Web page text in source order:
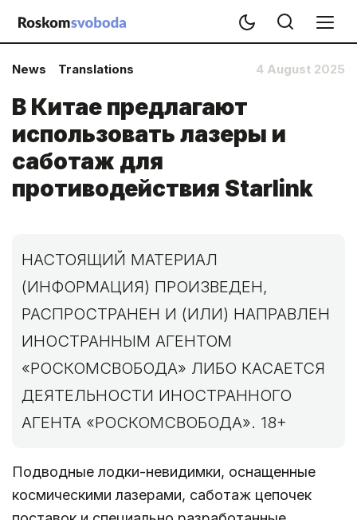
News Translations 4 August 2025
В Китае предлагают
использовать лазеры и
саботаж для
противодействия Starlink
НАСТОЯЩИЙ МАТЕРИАЛ
(ИНФОРМАЦИЯ) ПРОИЗВЕДЕН,
РАСПРОСТРАНЕН И (ИЛИ) НАПРАВЛЕН
ИНОСТРАННЫМ АГЕНТОМ
«РОСКОМСВОБОДА» ЛИБО КАСАЕТСЯ
ДЕЯТЕЛЬНОСТИ ИНОСТРАННОГО
АГЕНТА «РОСКОМСВОБОДА». 18+
Подводные лодки-невидимки, оснащенные
космическими лазерами, саботаж цепочек